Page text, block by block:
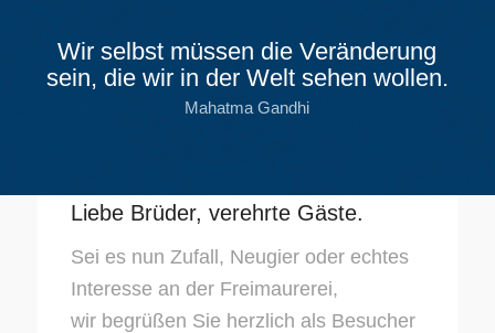
Wir selbst müssen die Veränderung
sein, die wir in der Welt sehen wollen.
Mahatma Gandhi
Liebe Brüder, verehrte Gäste.
Sei es nun Zufall, Neugier oder echtes
Interesse an der Freimaurerei,
wir begrüßen Sie herzlich als Besucher